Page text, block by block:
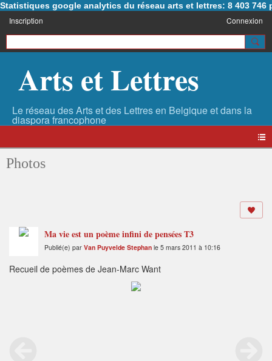
Statistiques google analytics du réseau arts et lettres: 8 403 746
Inscription Connexion
Arts et Lettres
Photos
Ma vie est un poème infini de pensées T3
Publié(e) par Van Puyvelde Stephan le 5 mars 2011 à 10:16
Recueil de poèmes de Jean-Marc Want